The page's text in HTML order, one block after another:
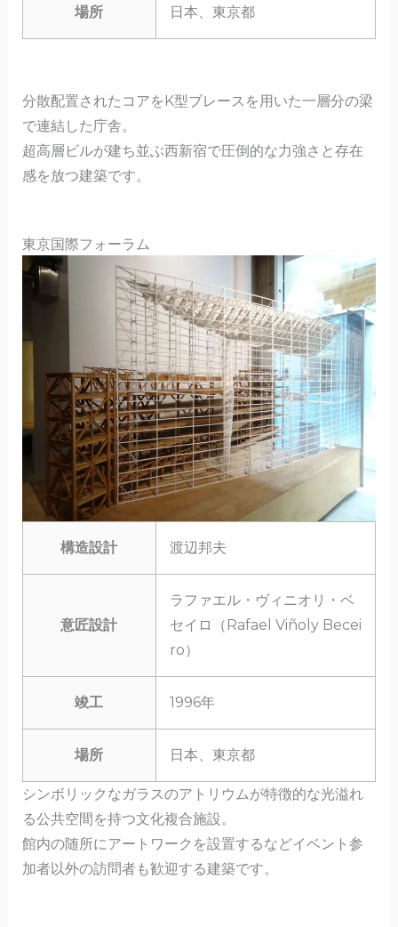
場所 日本、東京都
分散配置されたコアをK型ブレースを用いた一層分の梁
で連結した庁舎。
超高層ビルが建ち並ぶ西新宿で圧倒的な力強さと存在
感を放つ建築です。
東京国際フォーラム
構造設計 渡辺邦夫
意匠設計
ラファエル・ヴィニオリ・ベ
セイロ（Rafael Viñoly Becei
ro）
竣工 1996年
場所 日本、東京都
シンボリックなガラスのアトリウムが特徴的な光溢れ
る公共空間を持つ文化複合施設。
館内の随所にアートワークを設置するなどイベント参
加者以外の訪問者も歓迎する建築です。